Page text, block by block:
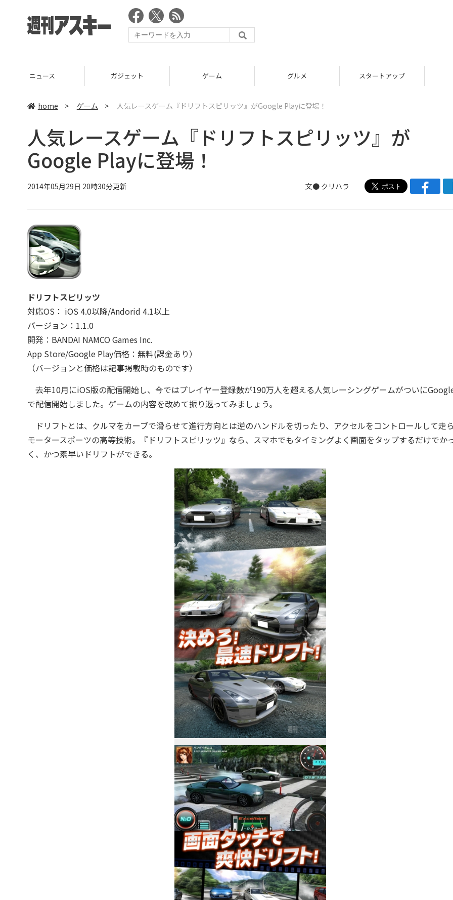
ニュース ガジェット ゲーム グルメ スタートアップ
home > ゲーム > 人気レースゲーム『ドリフトスピリッツ』がGoogle Playに登場！
人気レースゲーム『ドリフトスピリッツ』が
Google Playに登場！
2014年05月29日 20時30分更新 文● クリハラ
ドリフトスピリッツ
対応OS： iOS 4.0以降/Andorid 4.1以上
バージョン：1.1.0
開発：BANDAI NAMCO Games Inc.
App Store/Google Play価格：無料(課金あり）
（バージョンと価格は記事掲載時のものです）
去年10月にiOS版の配信開始し、今ではプレイヤー登録数が190万人を超える人気レーシングゲームがついに
で配信開始しました。 ゲームの内容を改めて振り返ってみましょう。
ドリフトとは、クルマをカーブで滑らせて進行方向とは逆のハンドルを切ったり、アクセルをコントロールして走
モータースポーツの高等技術。『ドリフトスピリッツ』なら、スマホでもタイミングよく画面をタップするだけでか
く、かつ素早いドリフトができる。